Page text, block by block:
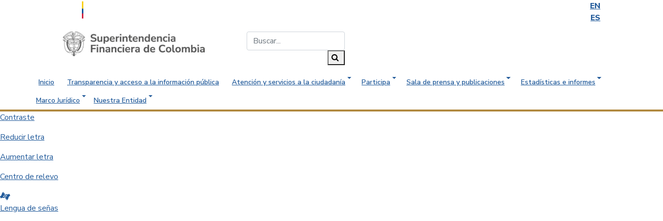
EN
ES
Saltar al contenido principal
Inicio Transparencia y acceso a la información pública Atención y servicios a la ciudadanía Participa Sala de prensa y publicaciones
Estadísticas e informes
Marco Jurídico
Nuestra Entidad
Contraste
Reducir letra
Aumentar letra
Centro de relevo
Lengua de señas